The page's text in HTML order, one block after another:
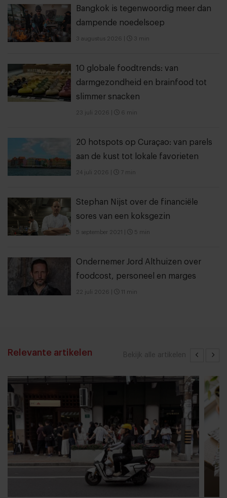
Bangkok is tegenwoordig meer dan
dampende noedelsoep
3 augustus 2026 3 min
10 globale foodtrends: van
darmgezondheid en brainfood tot
slimmer snacken
23 juli 2026 6 min
20 hotspots op Curaçao: van parels
aan de kust tot lokale favorieten
24 juli 2026 7 min
Stephan Nijst over de financiële
sores van een koksgezin
5 september 2021 5 min
Ondernemer Jord Althuizen over
foodcost, personeel en marges
22 juli 2026 11 min
Bekijk alle artikelen
Relevante artikelen